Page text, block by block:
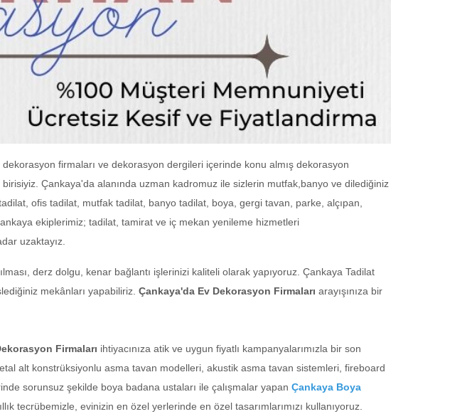
firmaları ve dekorasyon dergileri içerinde konu almış dekorasyon
Çankaya'da alanında uzman kadromuz ile sizlerin mutfak,banyo ve dilediğiniz
ofis tadilat, mutfak tadilat, banyo tadilat, boya, gergi tavan, parke, alçıpan,
ekiplerimiz; tadilat, tamirat ve iç mekan yenileme hizmetleri
uzaktayız.
derz dolgu, kenar bağlantı işlerinizi kaliteli olarak yapıyoruz. Çankaya Tadilat
mekânları yapabiliriz. Çankaya'da Ev Dekorasyon Firmaları arayışınıza bir
Firmaları ihtiyacınıza atik ve uygun fiyatlı kampanyalarımızla bir son
alt konstrüksiyonlu asma tavan modelleri, akustik asma tavan sistemleri, fireboard
sorunsuz şekilde boya badana ustaları ile çalışmalar yapan Çankaya Boya
tecrübemizle, evinizin en özel yerlerinde en özel tasarımlarımızı kullanıyoruz.